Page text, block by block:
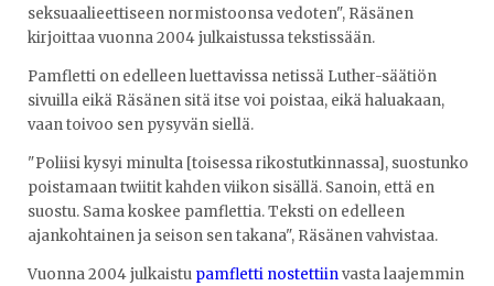
seksuaalieettiseen normistoonsa vedoten", Räsänen
kirjoittaa vuonna 2004 julkaistussa tekstissään.
Pamfletti on edelleen luettavissa netissä Luther-säätiön
sivuilla eikä Räsänen sitä itse voi poistaa, eikä haluakaan,
vaan toivoo sen pysyvän siellä.
"Poliisi kysyi minulta [toisessa rikostutkinnassa], suostunko
poistamaan twiitit kahden viikon sisällä. Sanoin, että en
suostu. Sama koskee pamflettia. Teksti on edelleen
ajankohtainen ja seison sen takana", Räsänen vahvistaa.
Vuonna 2004 julkaistu pamfletti nostettiinvasta laajemmin